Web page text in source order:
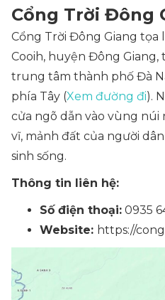
Cổng Trời Đông
Cổng Trời Đông Giang tọa
Cooih, huyện Đông Giang,
trung tâm thành phố Đà
phía Tây (Xem đường đi).
cửa ngõ dẫn vào vùng
vĩ, mảnh đất của người
sinh sống.
Thông tin liên hệ:
Số điện thoại: 0935
Website: https://